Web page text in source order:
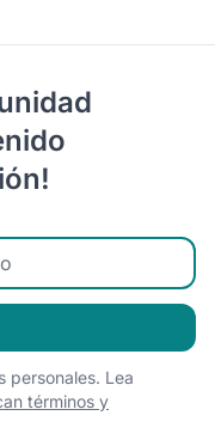
personales. Lea
términos y